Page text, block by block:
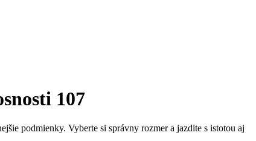
107
podmienky. Vyberte si správny rozmer a jazdite s istotou aj